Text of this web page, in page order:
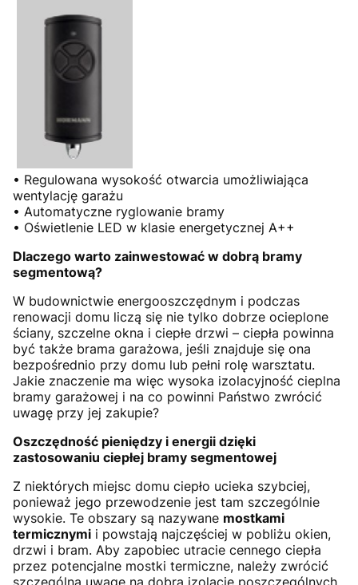
• Regulowana wysokość otwarcia umożliwiająca
wentylację garażu
• Automatyczne ryglowanie bramy
• Oświetlenie LED w klasie energetycznej A++
Dlaczego warto zainwestować w dobrą bramy
segmentową?
W budownictwie energooszczędnym i podczas
renowacji domu liczą się nie tylko dobrze ocieplone
ściany, szczelne okna i ciepłe drzwi – ciepła powinna
być także brama garażowa, jeśli znajduje się ona
bezpośrednio przy domu lub pełni rolę warsztatu.
Jakie znaczenie ma więc wysoka izolacyjność cieplna
bramy garażowej i na co powinni Państwo zwrócić
uwagę przy jej zakupie?
Oszczędność pieniędzy i energii dzięki
zastosowaniu ciepłej bramy segmentowej
Z niektórych miejsc domu ciepło ucieka szybciej,
ponieważ jego przewodzenie jest tam szczególnie
wysokie. Te obszary są nazywane mostkami
termicznymi i powstają najczęściej w pobliżu okien,
drzwi i bram. Aby zapobiec utracie cennego ciepła
przez potencjalne mostki termiczne, należy zwrócić